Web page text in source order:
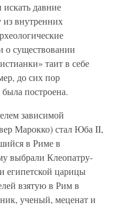
давние
внутренних
о существовании
таит в себе
до сих пор
была построена.
зависимой
Марокко) стал Юба II,
в Риме в
выбрали Клеопатру-
царицы
взятую в Рим в
ученый, меценат и